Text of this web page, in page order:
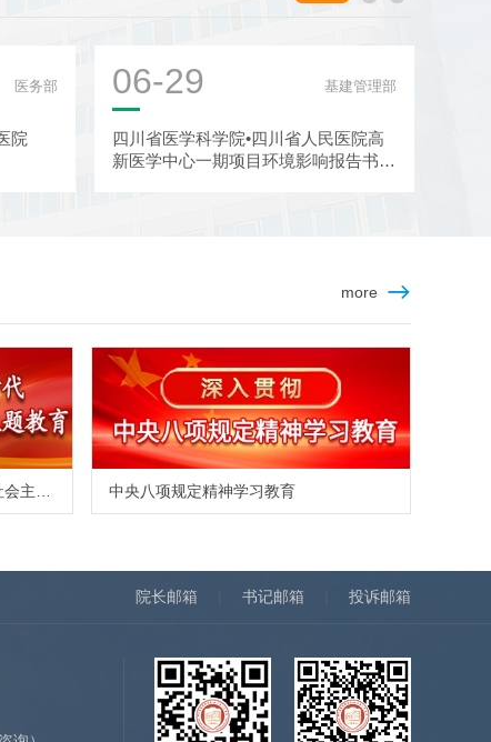
医务部
院
06-29 基建管理部
四川省医学科学院•四川省人民医院高
新医学中心一期项目环境影响报告书征
more
中央八项规定精神学习教育
院长邮箱 书记邮箱 投诉邮箱